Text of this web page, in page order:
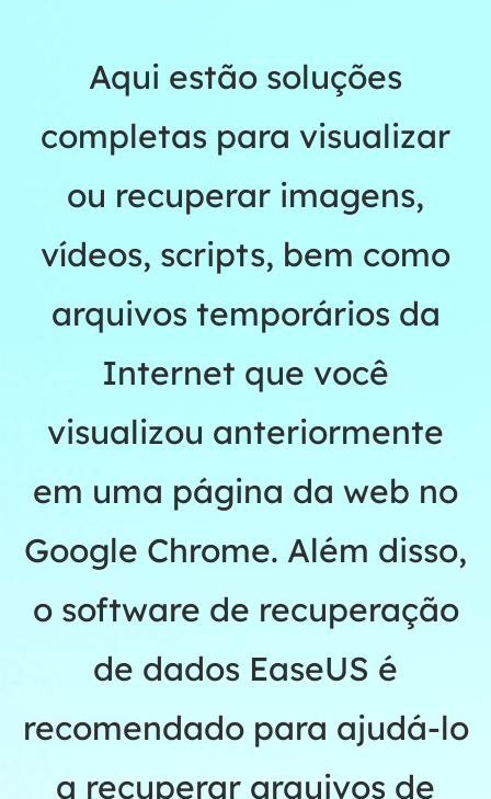
Aqui estão soluções
completas para visualizar
ou recuperar imagens,
vídeos, scripts, bem como
arquivos temporários da
Internet que você
visualizou anteriormente
em uma página da web no
Google Chrome. Além disso,
o software de recuperação
de dados EaseUS é
recomendado para ajudá-lo
a recuperar arquivos de